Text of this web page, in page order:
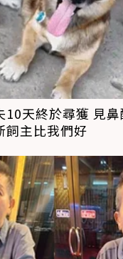
10天終於尋獲 見
飼主比我們好